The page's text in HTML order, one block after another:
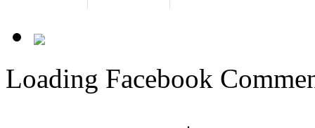
Loading Facebook